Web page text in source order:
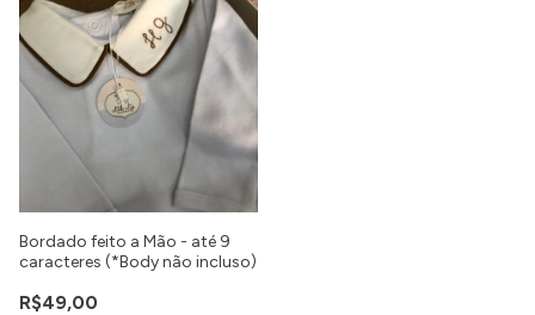
Bordado feito a Mão - até 9
caracteres (*Body não incluso)
R$49,00